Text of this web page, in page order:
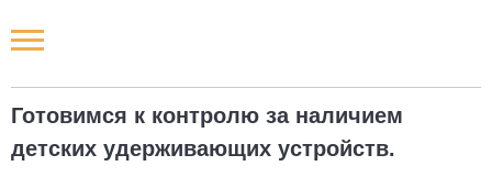
Готовимся к контролю за наличием
детских удерживающих устройств.
Новости РФ